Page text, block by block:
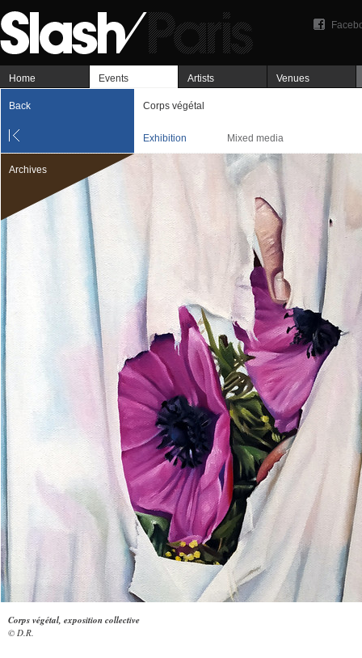
Home Events Artists Venues
Back Corps végétal
Exhibition Mixed media
Archives
Corps végétal, exposition collective
© D.R.